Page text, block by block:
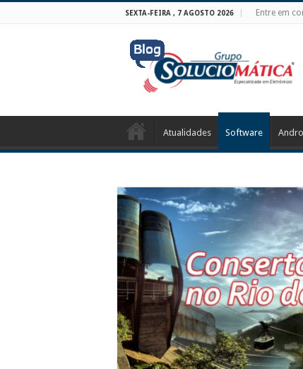
SEXTA-FEIRA , 7 AGOSTO 2026 Entre em
Atualidades Software